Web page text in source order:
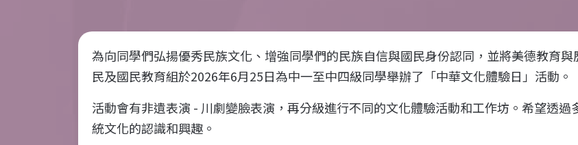
為向同學們弘揚優秀民族文化、增強同學們的民族自信與國民身份認同，並將美德教育
民及國民教育組於2026年6月25日為中一至中四級同學舉辦了「中華文化體驗日」活動。
活動會有非遺表演 - 川劇變臉表演，再分級進行不同的文化體驗活動和工作坊。希望透
統文化的認識和興趣。